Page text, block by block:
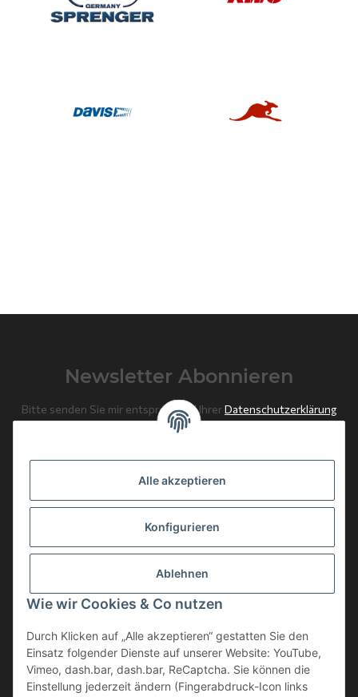
Alle akzeptieren
Konfigurieren
Ablehnen
Wie wir Cookies & Co nutzen
Durch Klicken auf „Alle akzeptieren“ gestatten Sie den
Einsatz folgender Dienste auf unserer Website: YouTube,
Vimeo, dash.bar, dash.bar, ReCaptcha. Sie können die
Einstellung jederzeit ändern (Fingerabdruck-Icon links
Newsletter Abonnieren
Bitte senden Sie mir entsprechend IhrerDatenschutzerklärung
regelmäßig und jederzeit widerruflich Informationen zu Ihrem
Newsletter Abonnieren